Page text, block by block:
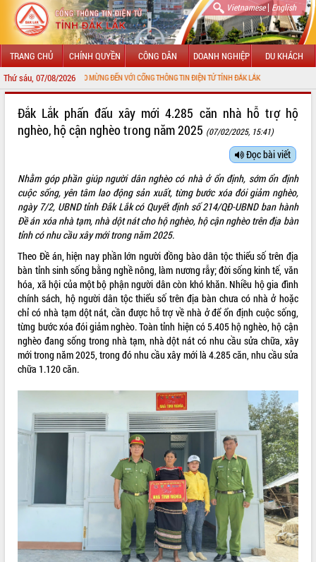
Vietnamese| English
TRANG CHỦ CHÍNH QUYỀN CÔNG DÂN DOANH NGHIỆP DU KHÁCH
Thứ sáu, 07/08/2026
CHÀO MỪNG ĐẾN VỚI CỔNG THÔNG TIN ĐIỆN TỬ TỈNH ĐẮK LẮK
GIỚI THIỆU
LÃNH ĐẠO UBND TỈNH
SỞ, BAN, NGÀNH
UBND CÁC XÃ, PHƯỜNG
THÔNG TIN CHỈ ĐẠO ĐIỀU HÀNH
HỆ THỐNG VĂN BẢN
VĂN BẢN HĐND TỈNH
ĐIỂM TIN VĂN BẢN
QUY HOẠCH - KẾ HOẠCH
Đắk Lắk phấn đấu xây mới 4.285 căn nhà hỗ trợ hộ
nghèo, hộ cận nghèo trong năm 2025 (07/02/2025, 15:41)
Đọc bài viết
Nhằm góp phần giúp người dân nghèo có nhà ở ổn định, sớm ổn định
cuộc sống, yên tâm lao động sản xuất, từng bước xóa đói giảm nghèo,
ngày 7/2, UBND tỉnh Đắk Lắk có Quyết định số 214/QĐ-UBND ban hành
Đề án xóa nhà tạm, nhà dột nát cho hộ nghèo, hộ cận nghèo trên địa bàn
tỉnh có nhu cầu xây mới trong năm 2025.
Theo Đề án, hiện nay phần lớn người đồng bào dân tộc thiểu số trên địa
bàn tỉnh sinh sống bằng nghề nông, làm nương rẫy; đời sống kinh tế, văn
hóa, xã hội của một bộ phận người dân còn khó khăn. Nhiều hộ gia đình
chính sách, hộ người dân tộc thiểu số trên địa bàn chưa có nhà ở hoặc
chỉ có nhà tạm dột nát, cần được hỗ trợ về nhà ở để ổn định cuộc sống,
từng bước xóa đói giảm nghèo. Toàn tỉnh hiện có 5.405 hộ nghèo, hộ cận
nghèo đang sống trong nhà tạm, nhà dột nát có nhu cầu sửa chữa, xây
mới trong năm 2025, trong đó nhu cầu xây mới là 4.285 căn, nhu cầu sửa
chữa 1.120 căn.